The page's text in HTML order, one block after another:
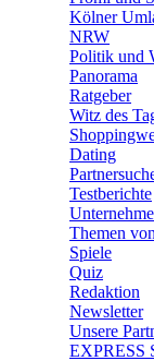
Kölner
NRW
Politik und
Panorama
Ratgeber
Witz des
Dating
Testberichte
Themen
Spiele
Quiz
Redaktion
Newsletter
Unsere
EXPRESS